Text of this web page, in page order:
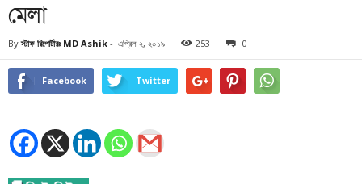
মেলা
By স্টাফ রিপোর্টারঃ MD Ashik - এপ্রিল ২, ২০১৯ 253 0
Facebook Twitter